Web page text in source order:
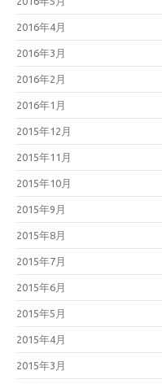
2016年4月
2016年3月
2016年2月
2016年1月
2015年12月
2015年11月
2015年10月
2015年9月
2015年8月
2015年7月
2015年6月
2015年5月
2015年4月
2015年3月